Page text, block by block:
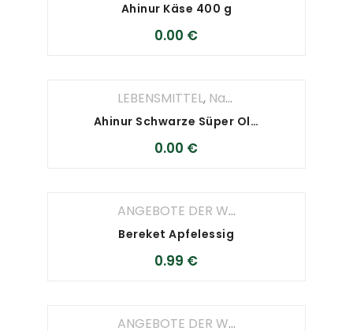
Ahinur Käse 400 g
0.00 €
LEBENSMITTEL, Nahrungsmittel
Ahinur Schwarze Süper Oliven 800 g
0.00 €
ANGEBOTE DER WOCHE
Bereket Apfelessig
0.99 €
ANGEBOTE DER WOCHE